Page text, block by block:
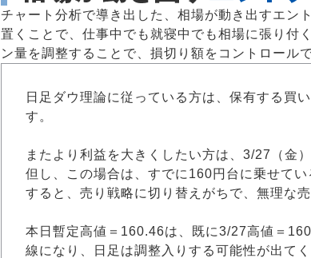
チャート分析で導き出した、相場が動き出すエン
置くことで、仕事中でも就寝中でも相場に張り付
ン量を調整することで、損切り額をコントロール
日足ダウ理論に従っている方は、保有する買
す。
またより利益を大きくしたい方は、3/27（金
但し、この場合は、すでに160円台に乗せて
すると、売り戦略に切り替えがちで、無理な
本日暫定高値＝160.46は、既に3/27高値＝
線になり、日足は調整入りする可能性が出て